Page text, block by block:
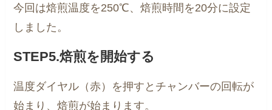
今回は焙煎温度を250℃、焙煎時間を20分に設定
しました。
STEP5.焙煎を開始する
温度ダイヤル（赤）を押すとチャンバーの回転が
始まり、焙煎が始まります。